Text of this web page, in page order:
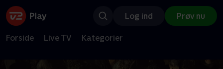
Log ind Prøv nu
Forside Live TV Kategorier